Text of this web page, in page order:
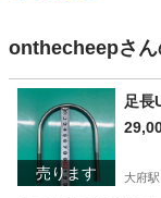
onthecheepさ
売ります
足
大府駅